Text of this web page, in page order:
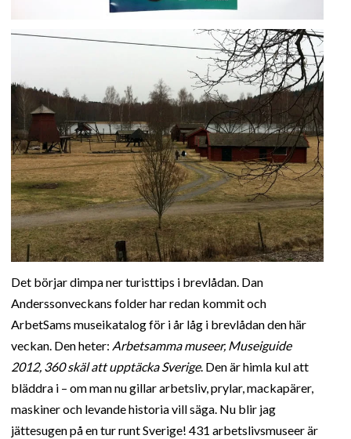
Det börjar dimpa ner turisttips i brevlådan. Dan
Anderssonveckans folder har redan kommit och
ArbetSams museikatalog för i år låg i brevlådan den här
veckan. Den heter: Arbetsamma museer, Museiguide
2012, 360 skäl att upptäcka Sverige. Den är himla kul att
bläddra i – om man nu gillar arbetsliv, prylar, mackapärer,
maskiner och levande historia vill säga. Nu blir jag
jättesugen på en tur runt Sverige! 431 arbetslivsmuseer är